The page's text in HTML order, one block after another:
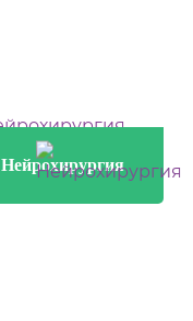
Нейрохирургия